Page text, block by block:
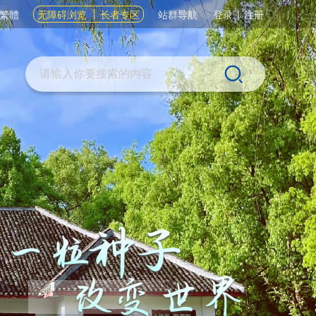
繁體 无障碍浏览 长者专区 站群导航 登录|注册